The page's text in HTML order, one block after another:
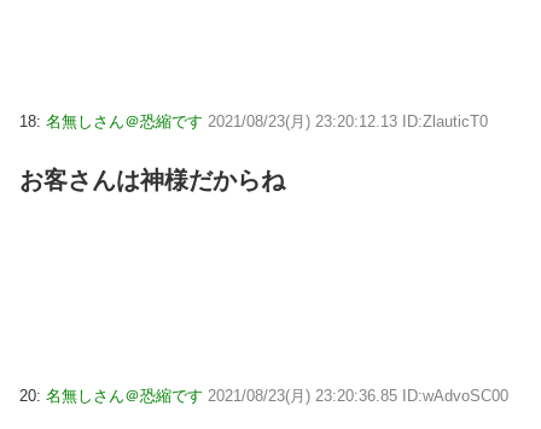
18: 名無しさん＠恐縮です 2021/08/23(月) 23:20:12.13 ID:ZlauticT0
お客さんは神様だからね
20: 名無しさん＠恐縮です 2021/08/23(月) 23:20:36.85 ID:wAdvoSC00